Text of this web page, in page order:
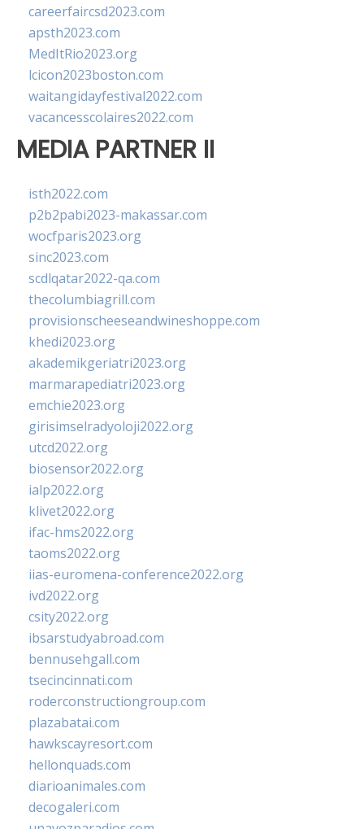
careerfaircsd2023.com
apsth2023.com
MedItRio2023.org
lcicon2023boston.com
waitangidayfestival2022.com
vacancesscolaires2022.com
MEDIA PARTNER II
isth2022.com
p2b2pabi2023-makassar.com
wocfparis2023.org
sinc2023.com
scdlqatar2022-qa.com
thecolumbiagrill.com
provisionscheeseandwineshoppe.com
khedi2023.org
akademikgeriatri2023.org
marmarapediatri2023.org
emchie2023.org
girisimselradyoloji2022.org
utcd2022.org
biosensor2022.org
ialp2022.org
klivet2022.org
ifac-hms2022.org
taoms2022.org
iias-euromena-conference2022.org
ivd2022.org
csity2022.org
ibsarstudyabroad.com
bennusehgall.com
tsecincinnati.com
roderconstructiongroup.com
plazabatai.com
hawkscayresort.com
hellonquads.com
diarioanimales.com
decogaleri.com